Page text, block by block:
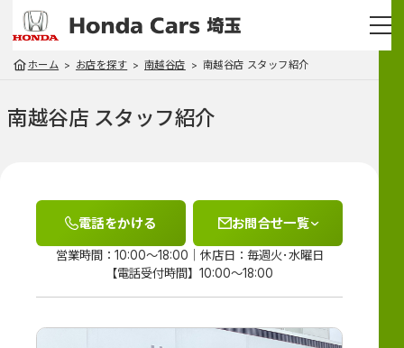
ホーム お店を探す 南越谷店 南越谷店 スタッフ紹介
南越谷店 スタッフ紹介
営業時間：10:00～18:00
休店日：毎週火･水曜日
【電話受付時間】10:00～18:00
電話をかける お問合せ一覧